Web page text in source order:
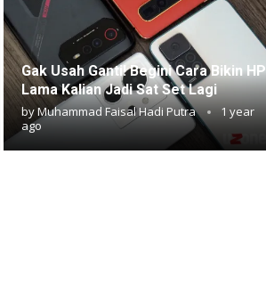
Gak Usah Ganti! Begini Cara Bikin HP
Lama Kalian Jadi Sat Set Lagi
byMuhammad Faisal Hadi Putra
1 year
ago